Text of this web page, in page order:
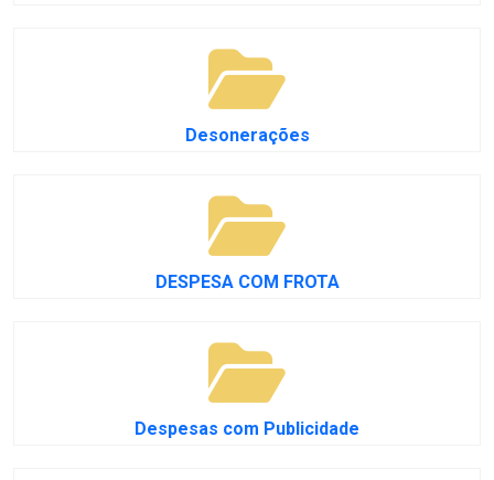
Desonerações
DESPESA COM FROTA
Despesas com Publicidade